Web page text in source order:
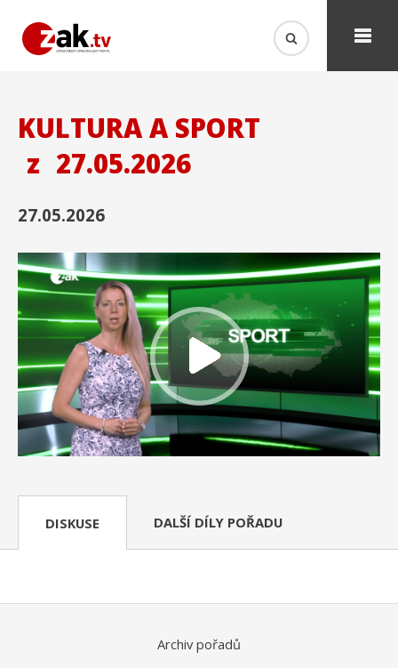
KULTURA A SPORT
z 27.05.2026
27.05.2026
DISKUSE DALŠÍ DÍLY POŘADU
Archiv pořadů